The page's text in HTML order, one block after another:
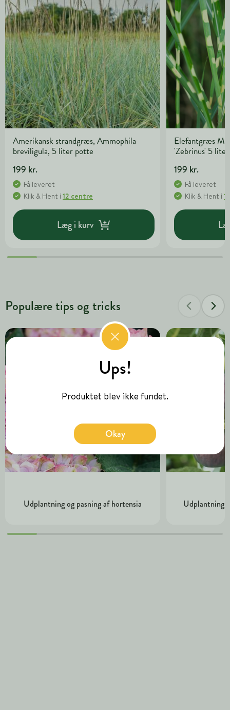
Amerikansk strandgræs, Ammophila
breviligula, 5 liter potte
199 kr.
Få leveret
Klik & Hent i 12 centre
Læg i kurv
Elefantgræs
'Zebrinus' 5
199 kr.
Få leveret
Klik & Hent i
Populære tips og tricks
Udplantning og pasning af hortensia Udplantning
Ups!
Produktet blev ikke fundet.
Okay